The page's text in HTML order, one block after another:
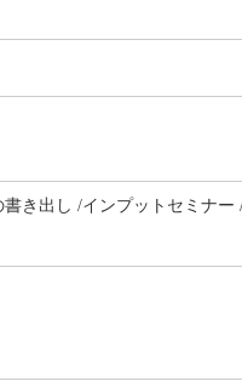
き出し /インプットセミナー